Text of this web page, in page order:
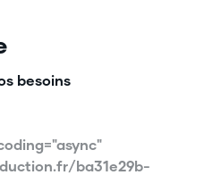
besoins
ba31e29b-